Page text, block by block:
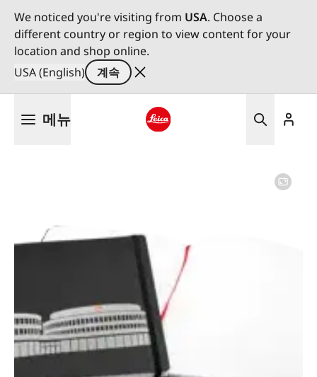
We noticed you're visiting from USA. Choose a
different country or region to view content for your
location and shop online.
USA (English)
계속
메뉴